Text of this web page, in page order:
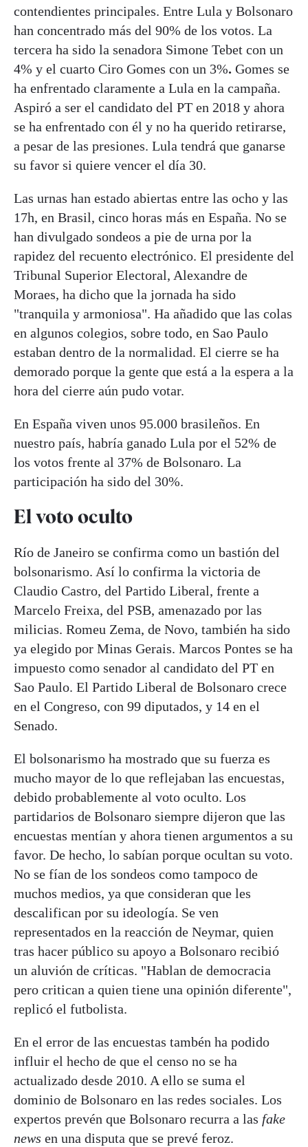
contendientes principales. Entre Lula y Bolsonaro
han concentrado más del 90% de los votos. La
tercera ha sido la senadora Simone Tebet con un
4% y el cuarto Ciro Gomes con un 3%. Gomes se
ha enfrentado claramente a Lula en la campaña.
Aspiró a ser el candidato del PT en 2018 y ahora
se ha enfrentado con él y no ha querido retirarse,
a pesar de las presiones. Lula tendrá que ganarse
su favor si quiere vencer el día 30.
Las urnas han estado abiertas entre las ocho y las
17h, en Brasil, cinco horas más en España. No se
han divulgado sondeos a pie de urna por la
rapidez del recuento electrónico. El presidente del
Tribunal Superior Electoral, Alexandre de
Moraes, ha dicho que la jornada ha sido
"tranquila y armoniosa". Ha añadido que las colas
en algunos colegios, sobre todo, en Sao Paulo
estaban dentro de la normalidad. El cierre se ha
demorado porque la gente que está a la espera a la
hora del cierre aún pudo votar.
En España viven unos 95.000 brasileños. En
nuestro país, habría ganado Lula por el 52% de
los votos frente al 37% de Bolsonaro. La
participación ha sido del 30%.
El voto oculto
Río de Janeiro se confirma como un bastión del
bolsonarismo. Así lo confirma la victoria de
Claudio Castro, del Partido Liberal, frente a
Marcelo Freixa, del PSB, amenazado por las
milicias. Romeu Zema, de Novo, también ha sido
ya elegido por Minas Gerais. Marcos Pontes se ha
impuesto como senador al candidato del PT en
Sao Paulo. El Partido Liberal de Bolsonaro crece
en el Congreso, con 99 diputados, y 14 en el
Senado.
El bolsonarismo ha mostrado que su fuerza es
mucho mayor de lo que reflejaban las encuestas,
debido probablemente al voto oculto. Los
partidarios de Bolsonaro siempre dijeron que las
encuestas mentían y ahora tienen argumentos a su
favor. De hecho, lo sabían porque ocultan su voto.
No se fían de los sondeos como tampoco de
muchos medios, ya que consideran que les
descalifican por su ideología. Se ven
representados en la reacción de Neymar, quien
tras hacer público su apoyo a Bolsonaro recibió
un aluvión de críticas. "Hablan de democracia
pero critican a quien tiene una opinión diferente",
replicó el futbolista.
En el error de las encuestas tambén ha podido
influir el hecho de que el censo no se ha
actualizado desde 2010. A ello se suma el
dominio de Bolsonaro en las redes sociales. Los
expertos prevén que Bolsonaro recurra a las fake
news en una disputa que se prevé feroz.